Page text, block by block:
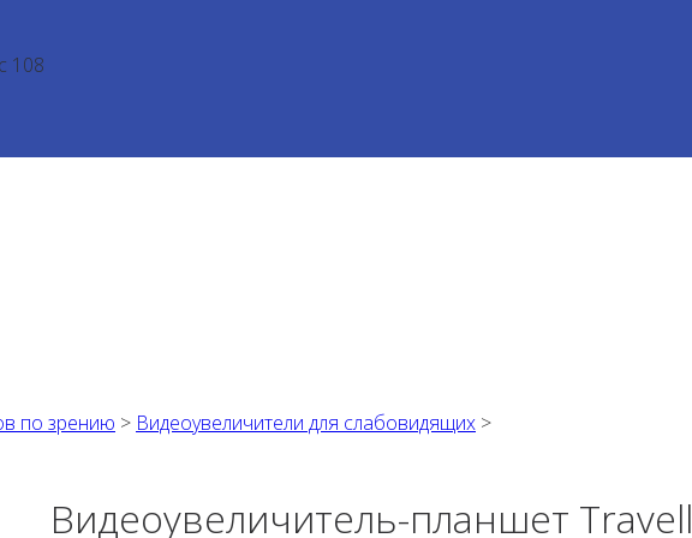
108
по зрению > Видеоувеличители для слабовидящих >
Видеоувеличитель-планшет